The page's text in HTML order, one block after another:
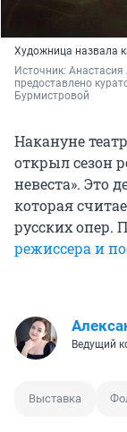
Художница назвала
Источник: Анастасия
предоставлено
Бурмистровой
Накануне
открыл сезон
невеста». Это
которая
русских опер.
режиссера и
Ведущий
Выставка